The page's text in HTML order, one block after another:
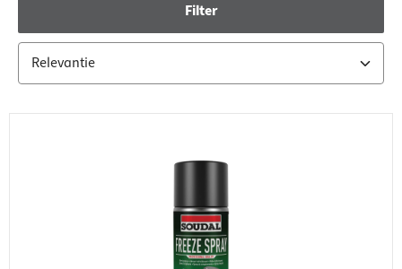
Filter